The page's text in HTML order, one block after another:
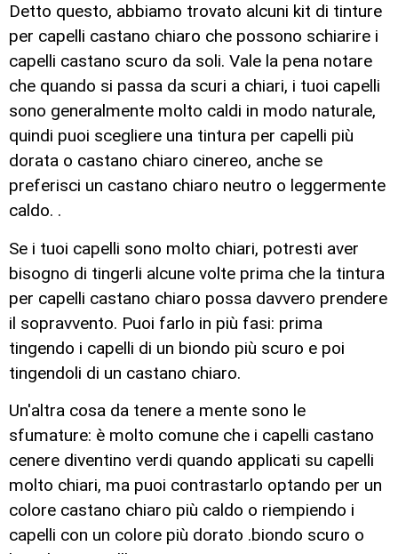
Detto questo, abbiamo trovato alcuni kit di tinture
per capelli castano chiaro che possono schiarire i
capelli castano scuro da soli. Vale la pena notare
che quando si passa da scuri a chiari, i tuoi capelli
sono generalmente molto caldi in modo naturale,
quindi puoi scegliere una tintura per capelli più
dorata o castano chiaro cinereo, anche se
preferisci un castano chiaro neutro o leggermente
caldo. .
Se i tuoi capelli sono molto chiari, potresti aver
bisogno di tingerli alcune volte prima che la tintura
per capelli castano chiaro possa davvero prendere
il sopravvento. Puoi farlo in più fasi: prima
tingendo i capelli di un biondo più scuro e poi
tingendoli di un castano chiaro.
Un'altra cosa da tenere a mente sono le
sfumature: è molto comune che i capelli castano
cenere diventino verdi quando applicati su capelli
molto chiari, ma puoi contrastarlo optando per un
colore castano chiaro più caldo o riempiendo i
capelli con un colore più dorato .biondo scuro o